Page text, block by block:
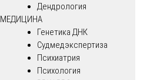
Дендрология
МЕДИЦИНА
Генетика ДНК
Судмедэкспертиза
Психиатрия
Психология